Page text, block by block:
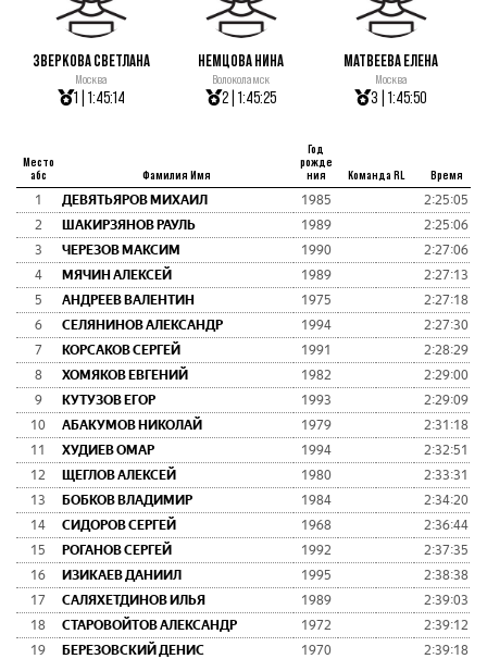
ЗВЕРКОВА СВЕТЛАНА
Москва
1 | 1:45:14
НЕМЦОВА НИНА
Волоколамск
2 | 1:45:25
МАТВЕЕВА ЕЛЕНА
Москва
3 | 1:45:50
Место
абс
Фамилия Имя
Год
рожде
ния
Команда RL Время
1 ДЕВЯТЬЯРОВ МИХАИЛ 1985
2:25:05
2
ШАКИРЗЯНОВ РАУЛЬ 1989
2:25:06
3
ЧЕРЕЗОВ МАКСИМ 1990
2:27:06
4
МЯЧИН АЛЕКСЕЙ 1989
2:27:13
5
АНДРЕЕВ ВАЛЕНТИН 1975
2:27:18
6
СЕЛЯНИНОВ АЛЕКСАНДР 1994
2:27:30
7
КОРСАКОВ СЕРГЕЙ 1991
2:28:29
8
ХОМЯКОВ ЕВГЕНИЙ 1982
2:29:00
9
КУТУЗОВ ЕГОР 1993
2:29:09
10
АБАКУМОВ НИКОЛАЙ 1979
2:31:18
11
ХУДИЕВ ОМАР 1994
2:32:51
12
ЩЕГЛОВ АЛЕКСЕЙ 1980
2:33:31
13
БОБКОВ ВЛАДИМИР 1984
2:34:20
14
СИДОРОВ СЕРГЕЙ 1968
2:36:44
15
РОГАНОВ СЕРГЕЙ 1992
2:37:35
16
ИЗИКАЕВ ДАНИИЛ 1995
2:38:38
17
САЛЯХЕТДИНОВ ИЛЬЯ 1989
2:39:03
18
СТАРОВОЙТОВ АЛЕКСАНДР 1972
2:39:12
19
БЕРЕЗОВСКИЙ ДЕНИС 1970
2:39:18